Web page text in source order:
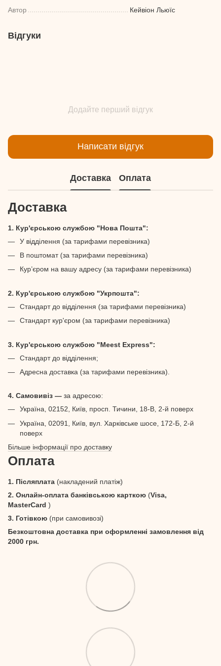
Автор Кейвіон Льюїс
Відгуки
Додайте перший відгук
Написати відгук
Доставка Оплата
Доставка
1. Кур'єрською службою "Нова Пошта":
У відділення (за тарифами перевізника)
В поштомат (за тарифами перевізника)
Кур’єром на вашу адресу (за тарифами перевізника)
2. Кур'єрською службою "Укрпошта":
Стандарт до відділення (за тарифами перевізника)
Стандарт кур'єром (за тарифами перевізника)
3. Кур'єрською службою "Meest Express":
Стандарт до відділення;
Адресна доставка (за тарифами перевізника).
4. Самовивіз — за адресою:
Україна, 02152, Київ, просп. Тичини, 18-В, 2-й поверх
Україна, 02091, Київ, вул. Харківське шосе, 172-Б, 2-й
поверх
Більше інформації про доставку
Оплата
1. Післяплата (накладений платіж)
2. Онлайн-оплата банківською карткою (Visa,
MasterCard )
3. Готівкою (при самовивозі)
Безкоштовна доставка при оформленні замовлення від
2000 грн.